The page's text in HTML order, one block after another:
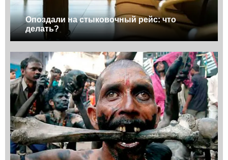
Опоздали на стыковочный рейс: что
делать?